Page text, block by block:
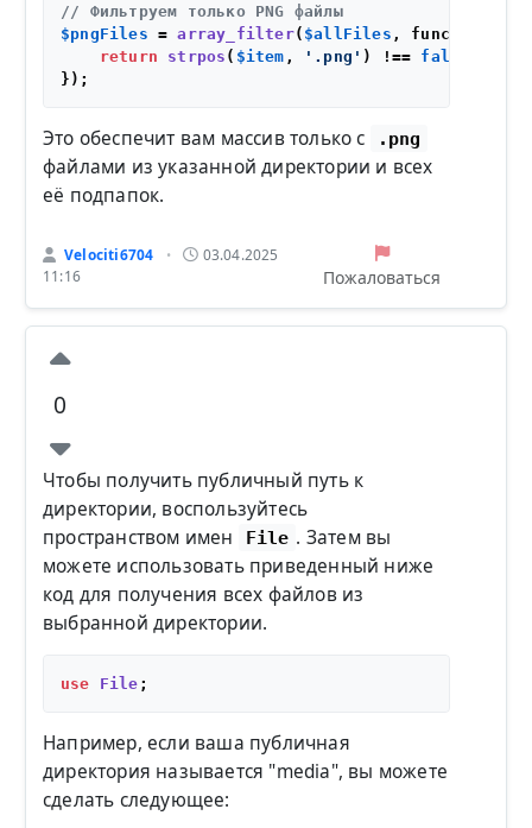
// Фильтруем только PNG файлы
$pngFiles = array_filter( $allFiles , function (
return
strpos ( $item , '.png' ) !== false
Это обеспечит вам массив только с .png
файлами из указанной директории и всех
её подпапок.
Velociti6704 •
03.04.2025
11:16
Пожаловаться
0
Чтобы получить публичный путь к
директории, воспользуйтесь
пространством имен
File . Затем вы
можете использовать приведенный ниже
код для получения всех файлов из
выбранной директории.
use File
Например, если ваша публичная
директория называется "media", вы можете
сделать следующее: